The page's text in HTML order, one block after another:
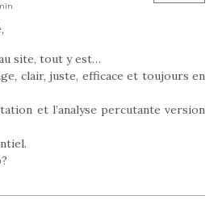
site, tout y est…
clair, juste, efficace et toujours en
et l’analyse percutante version